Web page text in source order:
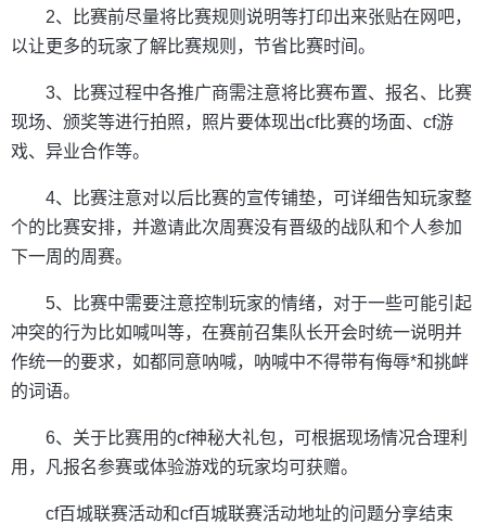
2、比赛前尽量将比赛规则说明等打印出来张贴在网吧，
以让更多的玩家了解比赛规则，节省比赛时间。
3、比赛过程中各推广商需注意将比赛布置、报名、比赛
现场、颁奖等进行拍照，照片要体现出cf比赛的场面、cf游
戏、异业合作等。
4、比赛注意对以后比赛的宣传铺垫，可详细告知玩家整
个的比赛安排，并邀请此次周赛没有晋级的战队和个人参加
下一周的周赛。
5、比赛中需要注意控制玩家的情绪，对于一些可能引起
冲突的行为比如喊叫等，在赛前召集队长开会时统一说明并
作统一的要求，如都同意呐喊，呐喊中不得带有侮辱*和挑衅
的词语。
6、关于比赛用的cf神秘大礼包，可根据现场情况合理利
用，凡报名参赛或体验游戏的玩家均可获赠。
cf百城联赛活动和cf百城联赛活动地址的问题分享结束